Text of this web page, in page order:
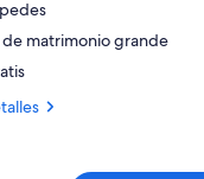
de matrimonio grande